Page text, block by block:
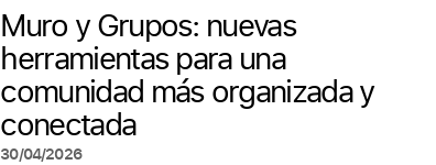
Muro y Grupos: nuevas
herramientas para una
comunidad más organizada y
conectada
30/04/2026